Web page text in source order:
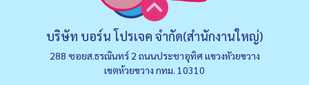
บริษัท บอร์น โปรเจค จำกัด(สำนักงานใหญ่)
288 ซอยส.ธรณินทร์ 2 ถนนประชาอุทิศ แขวงหัวยขวาง
เขตห้วยขวาง กทม. 10310